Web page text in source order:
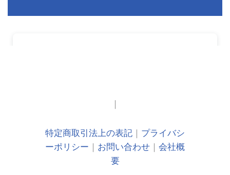
｜
特定商取引法上の表記 ｜ プライバシ
ーポリシー ｜ お問い合わせ ｜ 会社概
要